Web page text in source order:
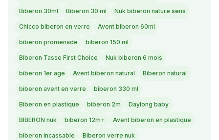
Biberon 30ml Biberon 30 ml Nuk biberon nature sens
Chicco biberon en verre Avent biberon 60ml
biberon promenade biberon 150 ml
Biberon Tasse First Choice Nuk biberon 6 mois
biberon 1er age Avent biberon natural Biberon natural
biberon avent en verre biberon 330 ml
Biberon en plastique biberon 2m Daylong baby
BIBERON nuk biberon 12m+ Avent biberon en plastique
biberon incassable Biberon verre nuk